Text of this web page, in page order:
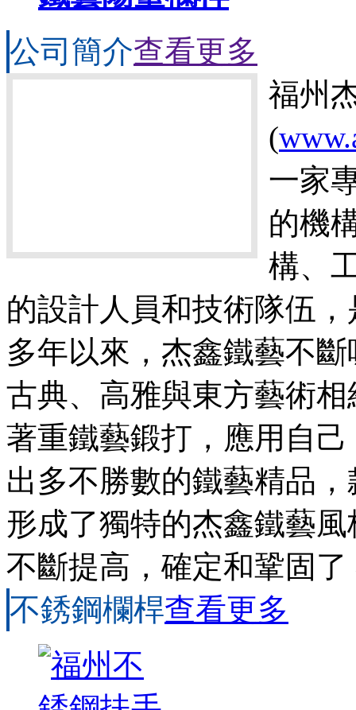
公司簡介查看更多
福州
(
一家
的機
構、
的設計人員和技術隊伍
多年以來，杰鑫鐵藝不
古典、高雅與東方藝術
著重鐵藝鍛打，應用自
出多不勝數的鐵藝精品
形成了獨特的杰鑫鐵藝
不斷提高，確定和鞏固
不銹鋼欄桿查看更多